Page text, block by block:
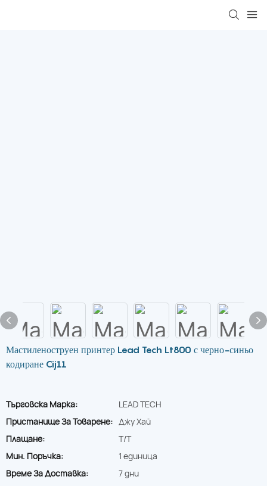
Мастиленоструен принтер Lead Tech Lt800 с черно-синьо
кодиране Cij11
Търговска Марка:
LEAD TECH
Пристанище За Товарене: Джу Хай
Плащане:
T/T
Мин. Поръчка:
1 единица
Време За Доставка:
7 дни